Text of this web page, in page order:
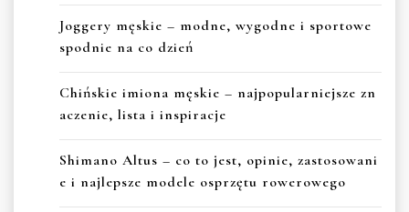
Joggery męskie – modne, wygodne i sportowe
spodnie na co dzień
Chińskie imiona męskie – najpopularniejsze zn
aczenie, lista i inspiracje
Shimano Altus – co to jest, opinie, zastosowani
e i najlepsze modele osprzętu rowerowego